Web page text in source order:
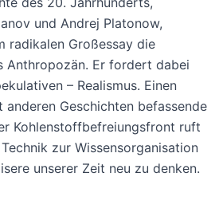
und Andrej Platonow,
radikalen Großessay die
Anthropozän. Er fordert dabei
– Realismus. Einen
Geschichten befassende
Kohlenstoffbefreiungsfront ruft
zur Wissensorganisation
unserer Zeit neu zu denken.